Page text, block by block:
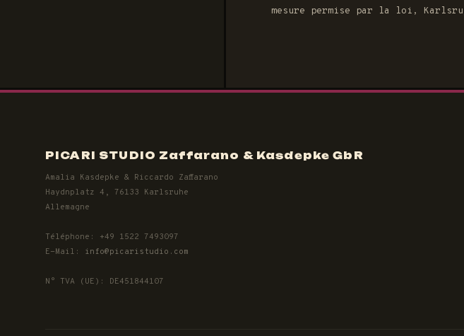
mesure permise par la loi,
PICARI STUDIO Zaffarano & Kasdepke GbR
Amalia Kasdepke & Riccardo Zaffarano
Haydnplatz 4, 76133 Karlsruhe
Allemagne
Téléphone: +49 1522 7493097
E-Mail: info@picaristudio.com
N° TVA (UE): DE451844107